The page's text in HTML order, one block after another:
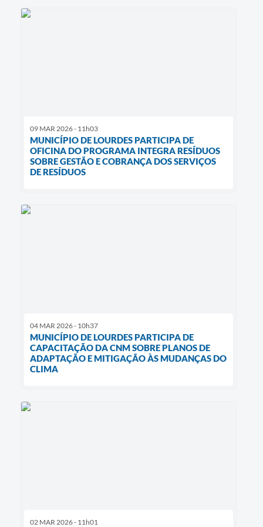
09 MAR 2026 - 11h03
MUNICÍPIO DE LOURDES PARTICIPA DE
OFICINA DO PROGRAMA INTEGRA RESÍDUOS
SOBRE GESTÃO E COBRANÇA DOS SERVIÇOS
DE RESÍDUOS
04 MAR 2026 - 10h37
MUNICÍPIO DE LOURDES PARTICIPA DE
CAPACITAÇÃO DA CNM SOBRE PLANOS DE
ADAPTAÇÃO E MITIGAÇÃO ÀS MUDANÇAS DO
CLIMA
02 MAR 2026 - 11h01